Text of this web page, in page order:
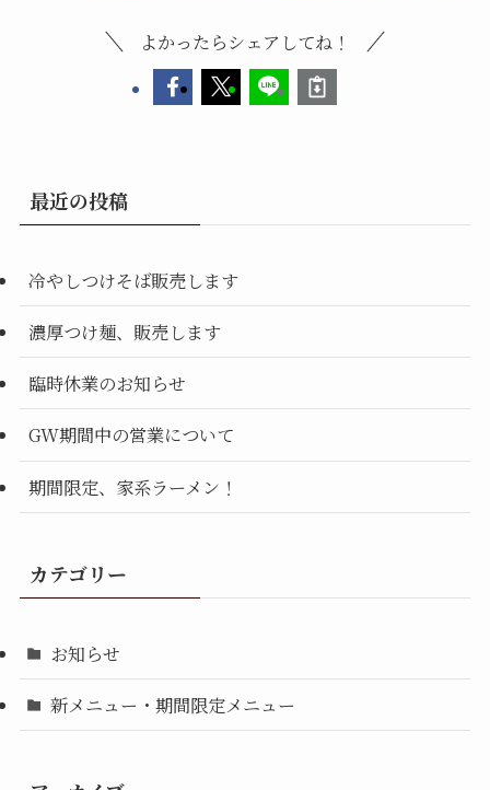
よかったらシェアしてね！
最近の投稿
冷やしつけそば販売します
濃厚つけ麺、販売します
臨時休業のお知らせ
GW期間中の営業について
期間限定、家系ラーメン！
カテゴリー
お知らせ
新メニュー・期間限定メニュー